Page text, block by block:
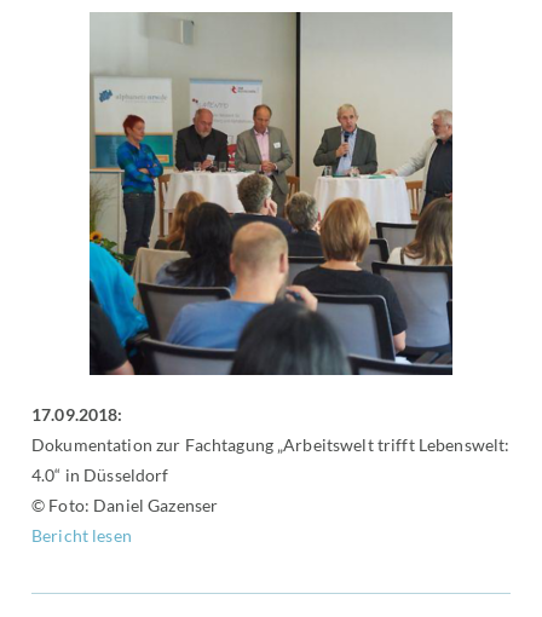
17.09.2018:
Dokumentation zur Fachtagung „Arbeitswelt trifft Lebenswelt:
4.0“ in Düsseldorf
© Foto: Daniel Gazenser
Bericht lesen